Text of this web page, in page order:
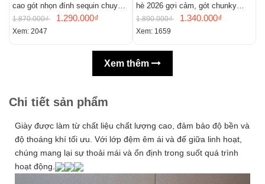
cao gót nhọn đính sequin chuyển
màu, giày mũi nhọn gợi cảm
1.870.000₫ 1.290.000₫
Xem: 2047
hè 2026 gợi cảm, gót chunky
kiểu Pháp, mũi vuông, hở mũi
1.890.000₫ 1.340.000₫
Xem: 1659
Xem thêm
Chi tiết sản phẩm
Giày được làm từ chất liệu chất lượng cao, đảm bảo độ bền và
độ thoáng khí tối ưu. Với lớp đệm êm ái và đế giữa linh hoạt,
chúng mang lại sự thoải mái và ổn định trong suốt quá trình
hoạt động.